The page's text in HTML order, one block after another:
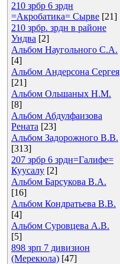
210 зрбр 6 зрдн
=Акробатика= Сырве [21]
210 зрбр. зрдн в районе
Ундва [2]
Альбом Наугольного С.А.
[4]
Альбом Андерсона Сергея
[21]
Альбом Ольшаных Н.М.
[8]
Альбом Абдулфаизова
Рената [23]
Альбом Задорожного В.В.
[313]
207 зрбр 6 зрдн=Галифе=
Куусалу [2]
Альбом Барсукова В.А.
[16]
Альбом Кондратьева В.В.
[4]
Альбом Суровцева А.В.
[5]
898 зрп 7 дивизион
(Мерекюла) [47]